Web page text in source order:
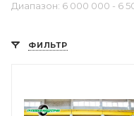
Диапазон: 6 000 000 - 6
ФИЛЬТР